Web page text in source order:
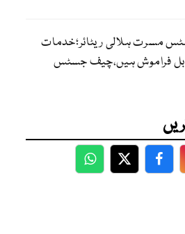
مسرت ہلالی ریٹائر؛خدمات
فراموش ہیں،چیف جسٹس
WhatsApp
Twitter